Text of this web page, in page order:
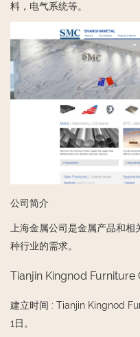
料，电气系统等。
公司简介
上海金属公司是金属产品和
种行业的需求。
Tianjin Kingnod Furniture
建立时间 : Tianjin Kingnod
1日。